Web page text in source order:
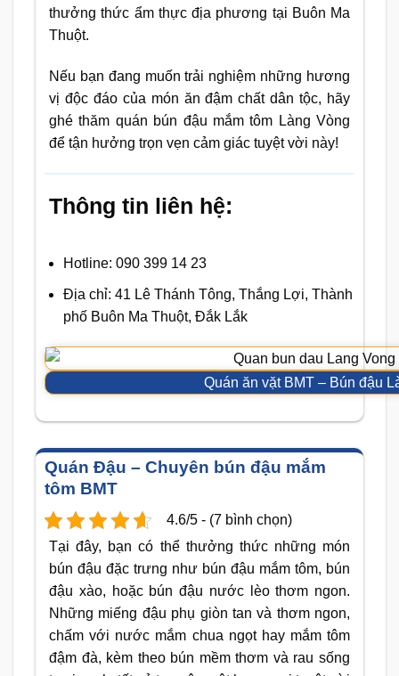
thưởng thức ẩm thực địa phương tại Buôn Ma
Thuột.
Nếu bạn đang muốn trải nghiệm những hương
vị độc đáo của món ăn đậm chất dân tộc, hãy
ghé thăm quán bún đậu mắm tôm Làng Vòng
để tận hưởng trọn vẹn cảm giác tuyệt vời này!
Thông tin liên hệ:
Hotline: 090 399 14 23
Địa chỉ: 41 Lê Thánh Tông, Thắng Lợi, Thành
phố Buôn Ma Thuột, Đắk Lắk
Quán ăn vặt BMT – Bún đậu
Quán Đậu – Chuyên bún đậu mắm
tôm BMT
4.6/5 - (7 bình chọn)
Tại đây, bạn có thể thưởng thức những món
bún đậu đặc trưng như bún đậu mắm tôm, bún
đậu xào, hoặc bún đậu nước lèo thơm ngon.
Những miếng đậu phụ giòn tan và thơm ngon,
chấm với nước mắm chua ngọt hay mắm tôm
đậm đà, kèm theo bún mềm thơm và rau sống